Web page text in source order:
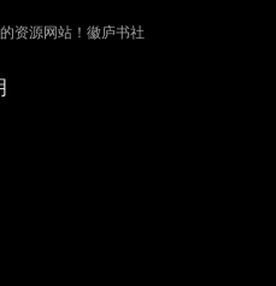
资源网站！徽庐书社